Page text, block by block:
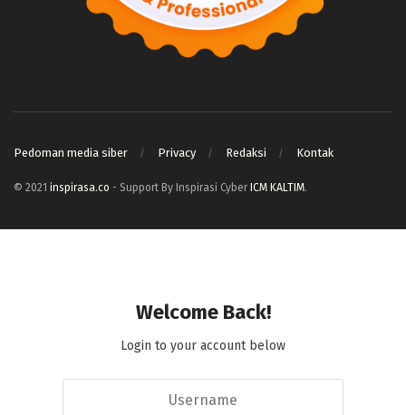
Pedoman media siber Privacy Redaksi Kontak
© 2021 inspirasa.co - Support By Inspirasi Cyber ICM KALTIM.
Welcome Back!
Login to your account below